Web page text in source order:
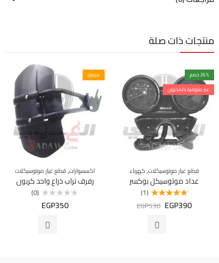
منتجات ذات صلة
26% خصم
غير متوفرة بالمخزون
قطع غيار موتوسيكلات,كهرباء
عداد موتوسيكل بوكسر
5.00من 5
(1)
EGP390
EGP530
مميزة
اكسسوارات,قطع غيار موتوسيكلات
رفرف تراب ذراع واحد كربون
التقييم
(0)
EGP350